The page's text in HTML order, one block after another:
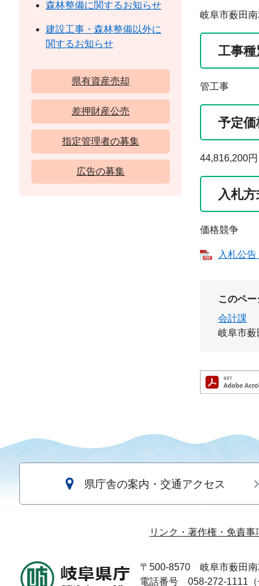
岐阜市薮田
工事種
管工事
予定価
44,816,200
入札方
価格競争
入札公
このペ
会計課
岐阜市薮
森林整備に関するお知らせ
建設工事・森林整備以外に
関するお知らせ
県有資産売却
差押財産公売
指定管理者の募集
広告の募集
県庁舎の案内・交通アクセス
リンク・著作権・免責事
〒500-8570
岐阜市薮田
電話番号 058-272-1111（